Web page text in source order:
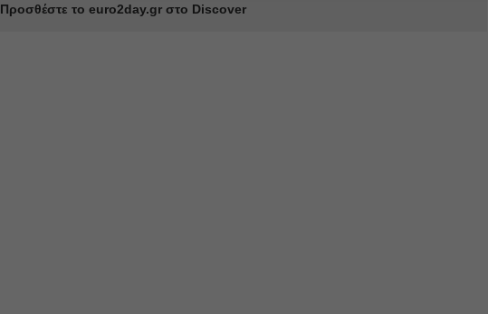
Προσθέστε το euro2day.gr στο Discover